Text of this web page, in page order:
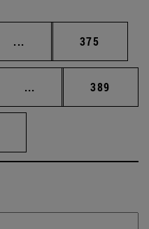
... Páginas intermedias
Página
375
... Páginas intermedias
Página
389